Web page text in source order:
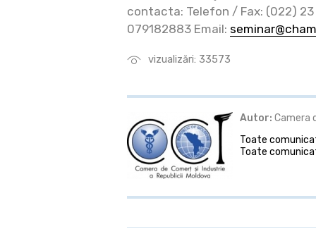
vizualizări: 33573
contacta: Telefon / Fax: (022) 23
079182883 Email:
Autor: Camera
Toate
Toate